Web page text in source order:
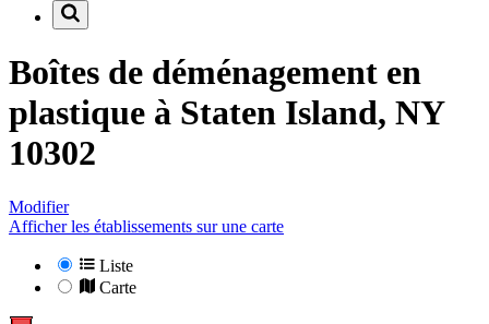
Boîtes de déménagement en
plastique à Staten Island, NY
10302
Modifier
Afficher les établissements sur une carte
Liste
Carte